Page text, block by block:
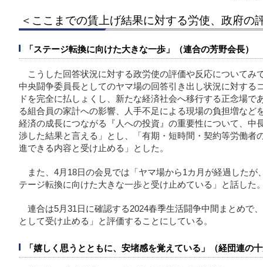
＜ここまでの賃上げ結果に対する労使、政府の
「ステージ転換に向けた大きな一歩」（連合の芳野会長）
こうした回答状況に対する政労使の評価や反応についてみ
中央闘争委員長としてのヤマ場の回答引き出し状況に対する
ドを完全に払しょくし、新たな経済社会へ移行する正念場で
る組合員の家計への影響、人手不足による現場の負担増など
経済の成長につながる『人への投資』の重要性について、中
渉した結果と言える」とし、「有期・短時間・契約等労働者
進できる内容と受け止める」とした。
また、4月18日の会見では「ヤマ場から1カ月が経過した
テージ転換に向けた大きな一歩と受け止めている」と話した
連合は5月31日に確認する2024春季生活闘争中間まとめで
として受け止める」と評価することにしている。
「嬉しく思うとともに、安堵感を覚えている」（経団連の